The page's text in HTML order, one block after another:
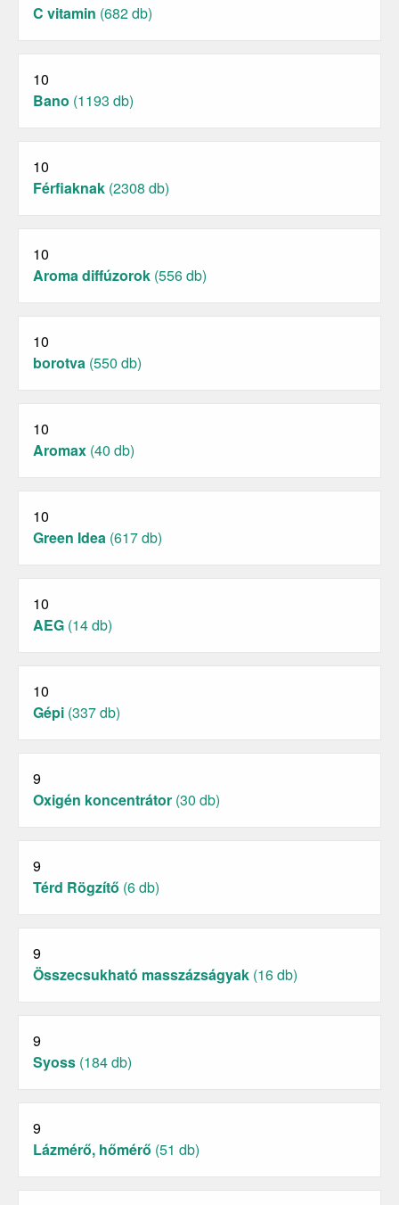
C vitamin (682 db)
10
Bano (1193 db)
10
Férfiaknak (2308 db)
10
Aroma diffúzorok (556 db)
10
borotva (550 db)
10
Aromax (40 db)
10
Green Idea (617 db)
10
AEG (14 db)
10
Gépi (337 db)
9
Oxigén koncentrátor (30 db)
9
Térd Rögzítő (6 db)
9
Összecsukható masszázságyak (16 db)
9
Syoss (184 db)
9
Lázmérő, hőmérő (51 db)